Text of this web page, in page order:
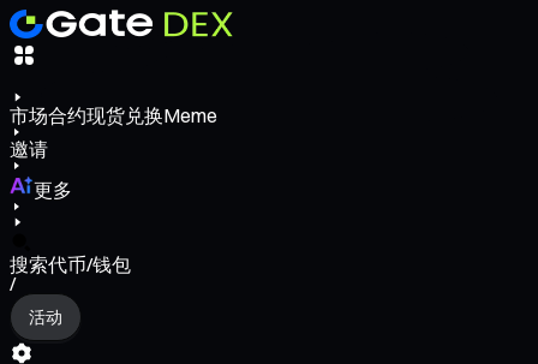
市场合约现货兑换Meme
邀请
更多
搜索代币/钱包
/
活动